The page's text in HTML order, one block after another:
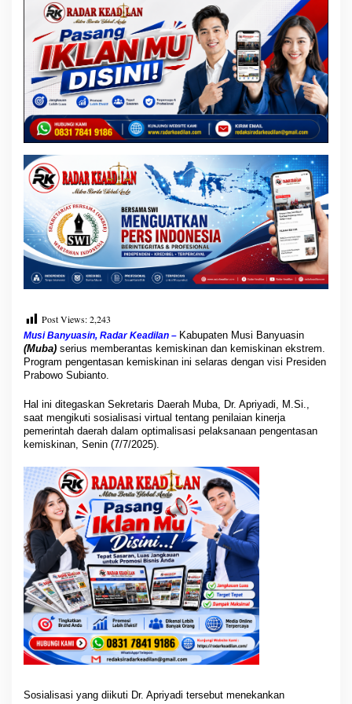
e
m
:
D
o
r
o
n
g
a
P
e
e
i
n
t
a
P
u
s
a
t
a
n
K
o
i
t
m
e
n
P
e
m
k
a
b
M
u
b
a
Post Views:2,243
Musi Banyuasin, Radar Keadilan – Kabupaten Musi Banyuasin
(Muba) serius memberantas kemiskinan dan kemiskinan ekstrem.
Program pengentasan kemiskinan ini selaras dengan visi Presiden
Prabowo Subianto.
Hal ini ditegaskan Sekretaris Daerah Muba, Dr. Apriyadi, M.Si.,
saat mengikuti sosialisasi virtual tentang penilaian kinerja
pemerintah daerah dalam optimalisasi pelaksanaan pengentasan
kemiskinan, Senin (7/7/2025).
Sosialisasi yang diikuti Dr. Apriyadi tersebut menekankan